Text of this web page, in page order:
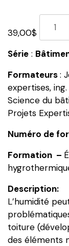
39,00$
le
de
d’un
Série :
Formateurs:
expertises,
Science du
Projets
Numéro de
Formation –
Description:
L’humidité
toiture
des éléments